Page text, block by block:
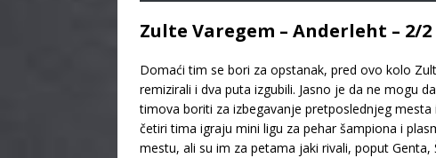
Zulte Varegem – Anderleht – 2/2
Domaći tim se bori za opstanak, pred ovo kolo
remizirali i dva puta izgubili. Jasno je da ne mogu
timova boriti za izbegavanje pretposlednjeg
četiri tima igraju mini ligu za pehar šampiona i
mestu, ali su im za petama jaki rivali, poput